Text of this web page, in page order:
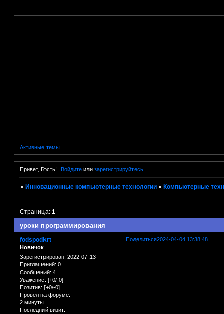
Активные темы
Привет, Гость! Войдите илизарегистрируйтесь
» Инновационные компьютерные технологии » Компьютерные
уроки программирования
Страница: 1
Поделиться2024-04-04 13:38:48
fodspodkrt
Новичок
Зарегистрирован: 2022-07-13
Приглашений: 0
Сообщений: 4
Уважение: [+0/-0]
Позитив: [+0/-0]
Провел на форуме:
2 минуты
Последний визит: